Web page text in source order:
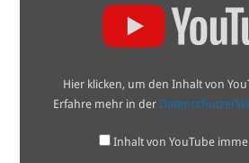
anzeigenHier klicken, um den Inhalt von
Erfahre mehr in der
Inhalt von YouTube